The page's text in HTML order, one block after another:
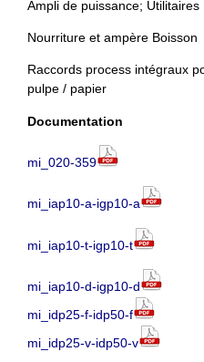
Ampli de puissance; Utilitaires
Nourriture et ampère Boisson
Raccords process intégraux
pulpe / papier
Documentation
mi_020-359
mi_iap10-a-igp10-a
mi_iap10-t-igp10-t
mi_iap10-d-igp10-d
mi_idp25-f-idp50-f
mi_idp25-v-idp50-v